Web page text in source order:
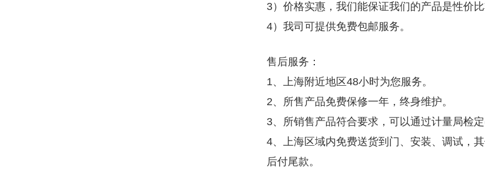
3）价格实惠，我们能保证我们的产品是性价比
4）我司可提供免费包邮服务。
售后服务：
1、上海附近地区48小时为您服务。
2、所售产品免费保修一年，终身维护。
3、所销售产品符合要求，可以通过计量局检
4、上海区域内免费送货到门、安装、调试，
后付尾款。